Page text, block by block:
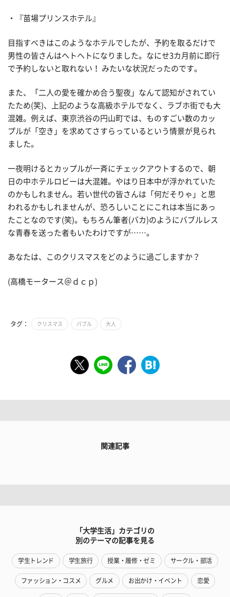
・『苗場プリンスホテル』
目指すべきはこのようなホテルでしたが、予約を取るだけで
男性の皆さんはヘトヘトになりました。なにせ3カ月前に即行
で予約しないと取れない！ みたいな状況だったのです。
また、「二人の愛を確かめ合う聖夜」なんて認知がされてい
たため(笑)、上記のような高級ホテルでなく、ラブホ街でも大
混雑。例えば、東京渋谷の円山町では、ものすごい数のカッ
プルが「空き」を求めてさすらっているという情景が見られ
ました。
一夜明けるとカップルが一斉にチェックアウトするので、朝
日の中ホテルロビーは大混雑。やはり日本中が浮かれていた
のかもしれません。若い世代の皆さんは「何だそりゃ」と思
われるかもしれませんが、恐ろしいことにこれは本当にあっ
たことなのです(笑)。もちろん筆者(バカ)のようにバブルレス
な青春を送った者もいたわけですが……。
あなたは、このクリスマスをどのように過ごしますか？
(高橋モータース＠ｄｃｐ)
タグ： クリスマス バブル 大人
関連記事
「大学生活」カテゴリの
別のテーマの記事を見る
学生トレンド 学生旅行 授業・履修・ゼミ サークル・部活
ファッション・コスメ グルメ お出かけ・イベント 恋愛